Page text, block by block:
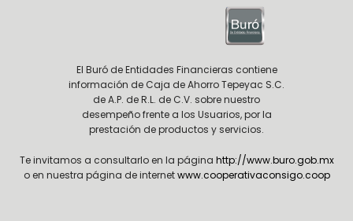
El Buró de Entidades Financieras contiene
información de Caja de Ahorro Tepeyac S.C.
de A.P. de R.L. de C.V. sobre nuestro
desempeño frente a los Usuarios, por la
prestación de productos y servicios.
Te invitamos a consultarlo en la página http://www.buro.gob.mx
o en nuestra página de internetwww.cooperativaconsigo.coop